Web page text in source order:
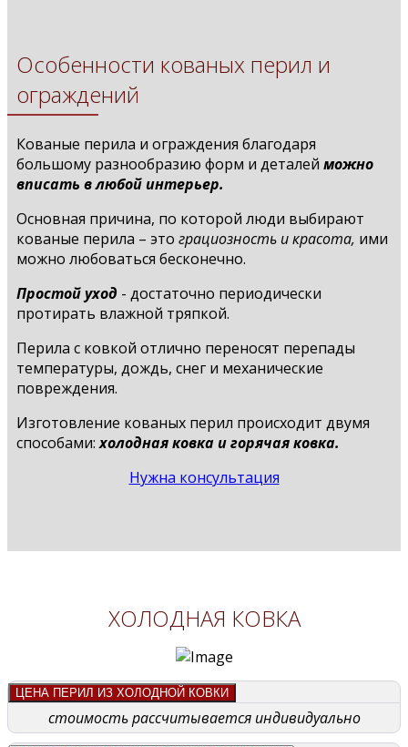
Особенности кованых перил и
ограждений
Кованые перила и ограждения благодаря
большому разнообразию форм и деталей можно
вписать в любой интерьер.
Основная причина, по которой люди выбирают
кованые перила – это грациозность и красота, ими
можно любоваться бесконечно.
Простой уход - достаточно периодически
протирать влажной тряпкой.
Перила с ковкой отлично переносят перепады
температуры, дождь, снег и механические
повреждения.
Изготовление кованых перил происходит двумя
способами:холодная ковка и горячая ковка.
Нужна консультация
ХОЛОДНАЯ КОВКА
ЦЕНА ПЕРИЛ ИЗ ХОЛОДНОЙ КОВКИ
стоимость рассчитывается индивидуально